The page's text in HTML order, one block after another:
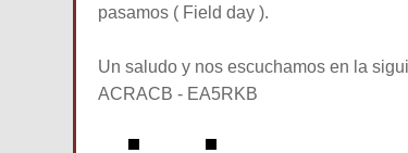
pasamos ( Field day ).
Un saludo y nos escuchamos en la
ACRACB - EA5RKB